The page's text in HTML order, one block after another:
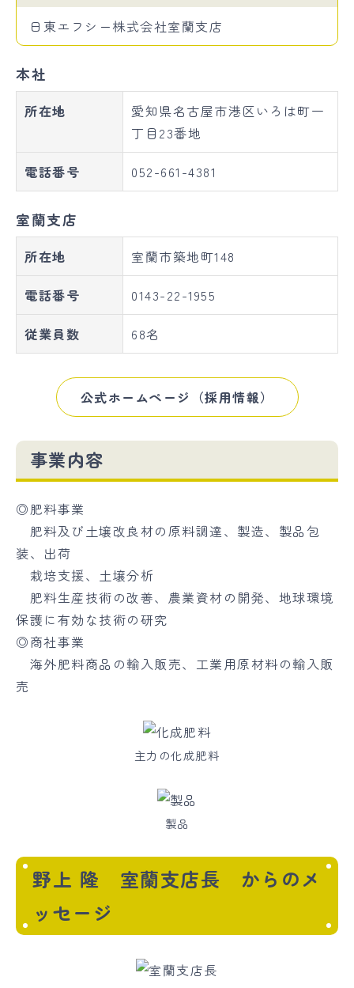
日東エフシー株式会社室蘭支店
本社
所在地
愛知県名古屋市港区いろは町一
丁目23番地
電話番号 052-661-4381
室蘭支店
所在地 室蘭市築地町148
電話番号 0143-22-1955
従業員数 68名
公式ホームページ（採用情報）
事業内容
◎肥料事業
肥料及び土壌改良材の原料調達、製造、製品包
装、出荷
栽培支援、土壌分析
肥料生産技術の改善、農業資材の開発、地球環境
保護に有効な技術の研究
◎商社事業
海外肥料商品の輸入販売、工業用原材料の輸入販
売
主力の化成肥料
製品
野上 隆 室蘭支店長 からのメ
ッセージ